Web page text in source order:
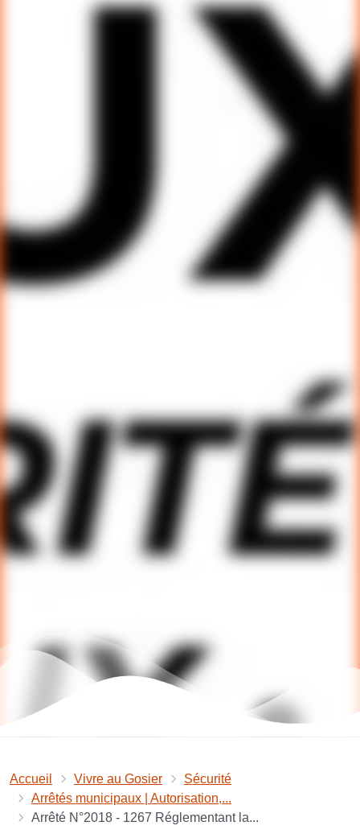
Accueil Vivre au Gosier
Sécurité
Arrêtés municipaux | Autorisation,...
Arrêté N°2018 - 1267 Réglementant la...